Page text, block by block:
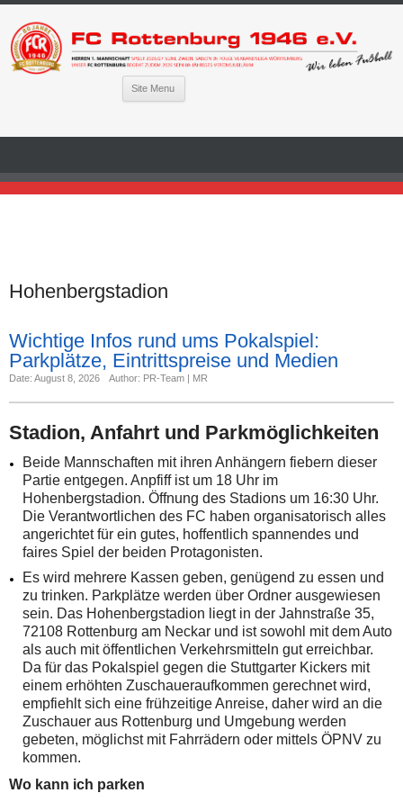
Site Menu
Hohenbergstadion
Wichtige Infos rund ums Pokalspiel:
Parkplätze, Eintrittspreise und Medien
Date: August 8, 2026 Author: PR-Team | MR
Stadion, Anfahrt und Parkmöglichkeiten
Beide Mannschaften mit ihren Anhängern fiebern dieser
Partie entgegen. Anpfiff ist um 18 Uhr im
Hohenbergstadion. Öffnung des Stadions um 16:30 Uhr.
Die Verantwortlichen des FC haben organisatorisch alles
angerichtet für ein gutes, hoffentlich spannendes und
faires Spiel der beiden Protagonisten.
Es wird mehrere Kassen geben, genügend zu essen und
zu trinken. Parkplätze werden über Ordner ausgewiesen
sein. Das Hohenbergstadion liegt in der Jahnstraße 35,
72108 Rottenburg am Neckar und ist sowohl mit dem Auto
als auch mit öffentlichen Verkehrsmitteln gut erreichbar.
Da für das Pokalspiel gegen die Stuttgarter Kickers mit
einem erhöhten Zuschaueraufkommen gerechnet wird,
empfiehlt sich eine frühzeitige Anreise, daher wird an die
Zuschauer aus Rottenburg und Umgebung werden
gebeten, möglichst mit Fahrrädern oder mittels ÖPNV zu
kommen.
Wo kann ich parken